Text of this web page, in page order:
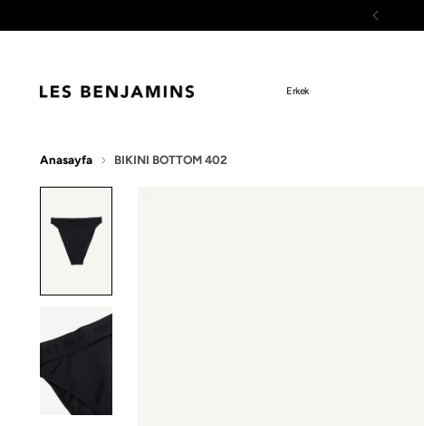
Erkek
Anasayfa BIKINI BOTTOM 402